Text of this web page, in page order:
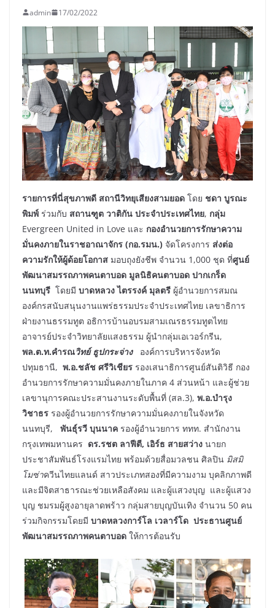
admin 17/02/2022
รายการที่นี่สุขภาพดี​ สถานีวิทยุเสียงสามยอด ​ โดย ชดา บูรณะ
พิมพ์ ร่วมกับ​ สถานฑูต​ วาติกัน​ ประจำประเทศไทย​, กลุ่ม
Evergreen​ United​ in​ Love และ กองอำนวยการรักษาความ
มั่นคงภายในราชอาณาจักร (กอ.รมน.) จัดโครงการ ส่งต่อ
ความรักให้ผู้ด้อยโอกาส มอบถุงยังชีพ จำนวน 1,000 ชุด ที่ศูนย์
พัฒนาสมรรถภาพคนตาบอด มูลนิธิคนตาบอด ปากเกร็ด
นนทบุรี โดยมี บาดหลวง ไตรรงค์ มุลตรี ผู้อำนวยการสมณ
องค์กรสนับสนุนงานแพร่ธรรมประจำประเทศไทย เลขาธิการ
ฝ่ายงานธรรมทูต อธิการบ้านอบรมสามเณรธรรมทูตไทย
อาจารย์ประจำวิทยาลัยแสงธรรม ผู้นำกลุ่มเอเวอร์กรีน,
พล.ต.ท.คำรณวิทย์ ธูปกระจ่าง​ องค์การบริหารจังหวัด
ปทุมธานี, พ.อ.ชลัช ศรีวิเชียร รองเสนาธิการศูนย์สันติวิธี กอง
อำนวยการรักษาความมั่นคงภายในภาค 4 ส่วนหน้า และผู้ช่วย
เลขานุการคณะประสานงานระดับพื้นที่ (สล.3), พ.อ.บำรุง
วิชาธร รองผู้อำนวยการรักษาความมั่นคงภายในจังหวัด
นนทบุรี, พันธุ์รวี บุนนาค รองผู้อำนวยการ ททท. สำนักงาน
กรุงเทพมหานคร ดร.รชต ลาฟีตี, เอิร์ธ สายสว่าง นายก
ประชาสัมพันธ์โรงแรมไทย พร้อมด้วยสื่อมวลชน​ ศิลปิน ​ มิสมิ
โมซ่าควีนไทยแลนด์ สาวประเภทสองที่มีความงาม บุคลิกภาพดี
และมีจิตสาธารณะช่วยเหลือสังคม และผู้แสวงบุญ​ ​ และผู้แสวง
บุญ​ ชมรมผู้สูงอายุลาดพร้าว กลุ่มสายบุญบันเทิง จำนวน 50 คน
ร่วมกิจกรรมโดยมี บาดหลวงการ์โล เวลาร์โด ประธานศูนย์
พัฒนาสมรรถภาพคนตาบอด ให้การต้อนรับ